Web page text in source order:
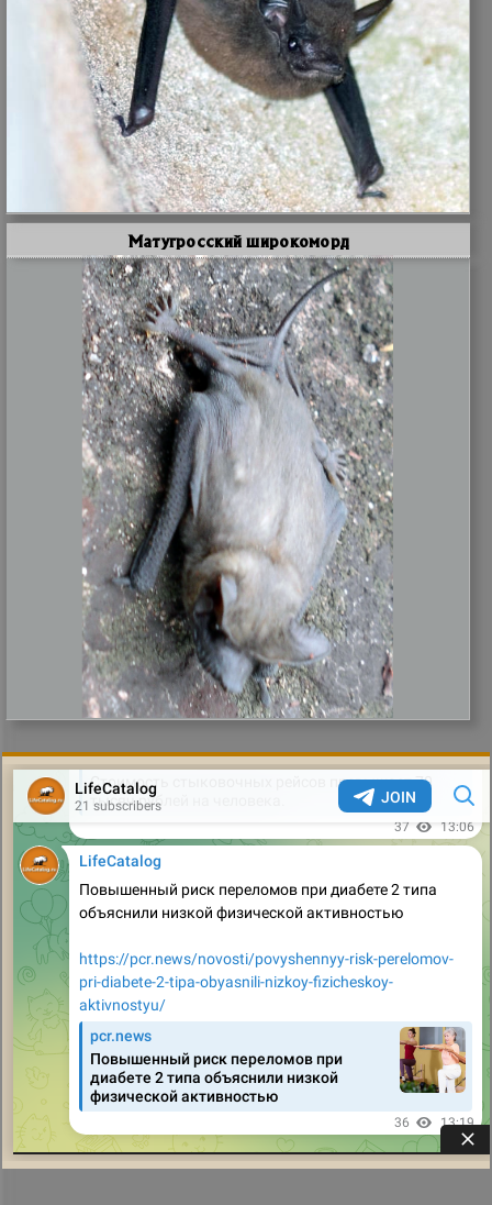
Матугросский широкоморд